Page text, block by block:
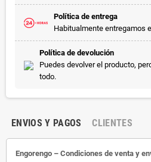
Política de entrega
Habitualmente entregamos
Política de devolución
Puedes devolver el producto,
todo.
ENVIOS Y PAGOS CLIENTES
Engorengo – Condiciones de venta y